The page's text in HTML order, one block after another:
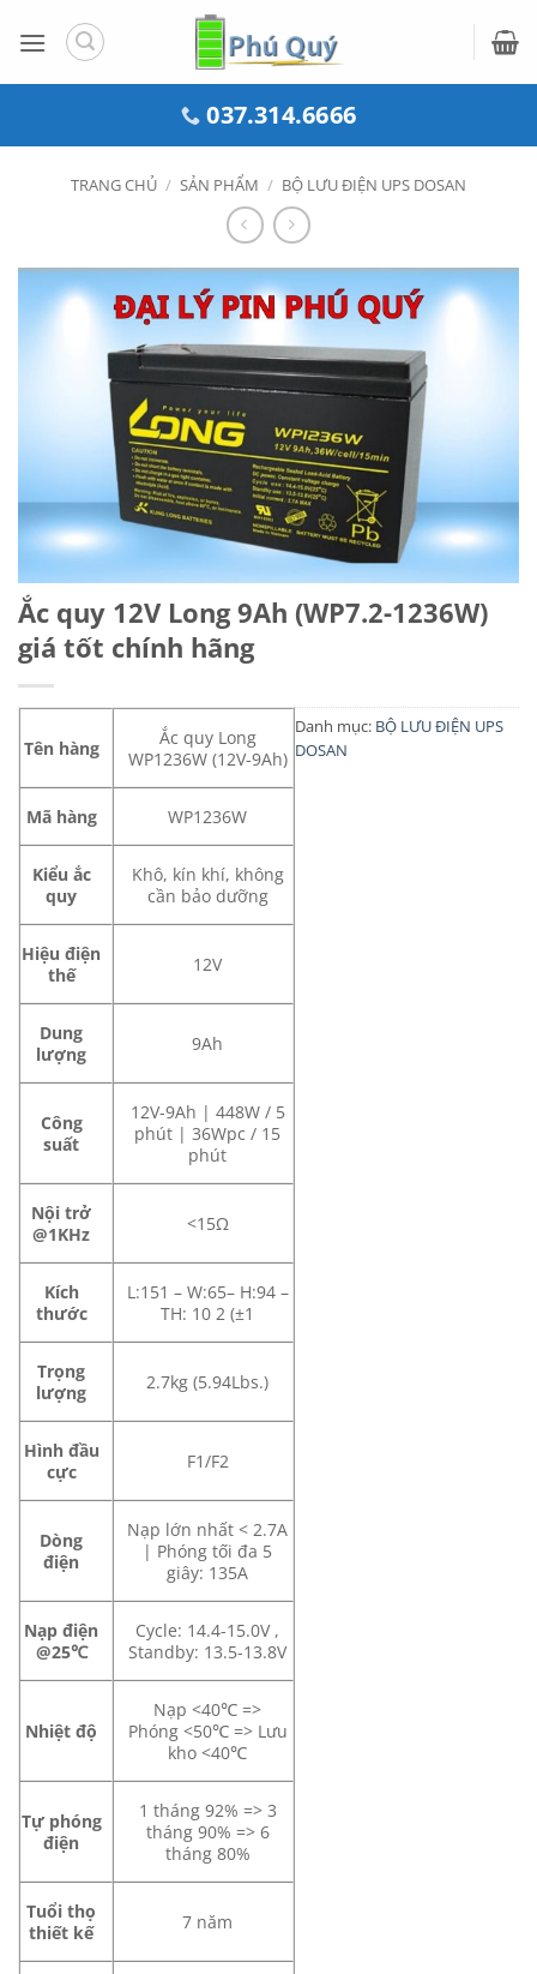
qua
037.314.6666
TRANG CHỦ / SẢN PHẨM / BỘ LƯU ĐIỆN UPS DOSAN
Ắc quy 12V Long 9Ah (WP7.2-1236W)
giá tốt chính hãng
Tên hàng
Ắc quy Long
WP1236W (12V-9Ah)
Mã hàng WP1236W
Kiểu ắc
quy
Khô, kín khí, không
cần bảo dưỡng
Hiệu điện
thế
12V
Dung
lượng
9Ah
Công
suất
12V-9Ah | 448W / 5
phút | 36Wpc / 15
phút
Nội trở
@1KHz
<15Ω
Kích
thước
L:151 – W:65– H:94 –
TH: 10 2 (±1
Trọng
lượng
2.7kg (5.94Lbs.)
Hình đầu
cực
F1/F2
Dòng
điện
Nạp lớn nhất < 2.7A
| Phóng tối đa 5
giây: 135A
Nạp điện
@25℃
Cycle: 14.4-15.0V ,
Standby: 13.5-13.8V
Nhiệt độ
Nạp <40℃ =>
Phóng <50℃ => Lưu
kho <40℃
Tự phóng
điện
1 tháng 92% => 3
tháng 90% => 6
tháng 80%
Tuổi thọ
thiết kế
7 năm
Danh mục: BỘ LƯU ĐIỆN UPS
DOSAN